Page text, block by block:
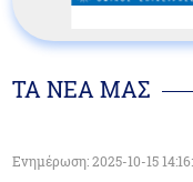
ΤΑ ΝΕΑ ΜΑΣ
Ενημέρωση: 2025-10-15